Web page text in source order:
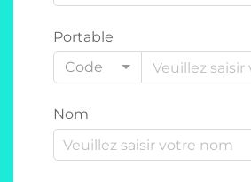
Portable
Code
Nom